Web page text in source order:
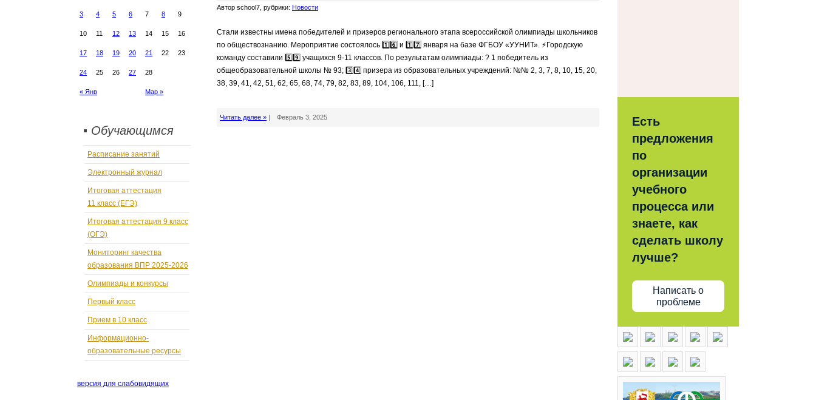
УПРАВЛЯЮЩИЙ СОВЕТ
ШКОЛЬНЫЙ ТЕАТР
« Янв Мар »
3 4 5 6 7 8 9
10 11 12 13 14 15 16
17 18 19 20 21 22 23
24 25 26 27 28
▪ Обучающимся
Расписание занятий
Электронный журнал
Итоговая аттестация
11 класс (ЕГЭ)
Итоговая аттестация 9 класс
(ОГЭ)
Мониторинг качества
образования ВПР 2025-2026
Олимпиады и конкурсы
Первый класс
Прием в 10 класс
Информационно-
образовательные ресурсы
версия для слабовидящих
Есть
предложения
по
организации
учебного
процесса или
знаете, как
сделать школу
лучше?
Написать о
проблеме
Автор school7, рубрики: Новости
Стали известны имена победителей и призеров регионального этапа всероссийской олимпиады школьников
по обществознанию. Мероприятие состоялось 1️⃣6️⃣ и 1️⃣7️⃣ января на базе ФГБОУ «УУНИТ». ⚡Городскую
команду составили 5️⃣9️⃣ учащихся 9-11 классов. По результатам олимпиады: ? 1 победитель из
общеобразовательной школы № 93; 3️⃣4️⃣ призера из образовательных учреждений: №№ 2, 3, 7, 8, 10, 15, 20,
38, 39, 41, 42, 51, 62, 65, 68, 74, 79, 82, 83, 89, 104, 106, 111, […]
Читать далее » | Февраль 3, 2025